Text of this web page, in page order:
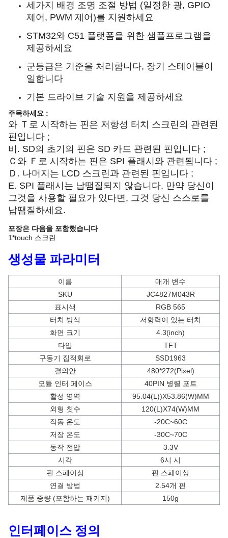
세가지 배경 조명 조절 방법 (일정한 광, GPIO
제어, PWM 제어)를 지원하세요
STM32와 C51 플랫폼을 위한 샘플프로그램을
제공하세요
군등급은 기준을 처리합니다, 장기 스테이블이
일합니다
기본 드라이브 기술 지원을 제공하세요
주목하세요 :
와 Ｔ로 시작하는 핀은 저항성 터치 스크린의 관련된
핀입니다 ;
비. SD의 초기의 핀은 SD 카드 관련된 핀입니다 ;
Ｃ와 Ｆ로 시작하는 핀은 SPI 플래시와 관련됩니다 ;
Ｄ. 나머지는 LCD 스크린과 관련된 핀입니다 ;
E. SPI 플래시는 납땜질되지 않습니다. 만약 당신이
그것을 사용할 필요가 있다면, 그것 당신 스스로를
납땜질하세요.
포장은 다음을 포함했습니다
1*touch 스크린
생성물 파라미터
이름
매개 변수
SKU
JC4827M043R
표시색
RGB 565
터치 방식
저항력이 있는 터치
화면 크기
4.3(inch)
타입
TFT
구동기 집적회로
SSD1963
결의안
480*272(Pixel)
모듈 인터 페이스
40PIN 병렬 포트
활성 영역
95.04(L))X53.86(W)MM
외형 칫수
120(L)X74(W)MM
작동 온도
-20C~60C
저장 온도
-30C~70C
동작 전압
3.3V
시각
6시 시
핀 스페이싱
핀 스페이싱
연결 방법
2.54개 핀
제품 중량 (포함하는 패키지)
150g
인터페이스 정의